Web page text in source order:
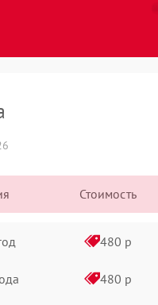
Стоимость
480 р
480 р